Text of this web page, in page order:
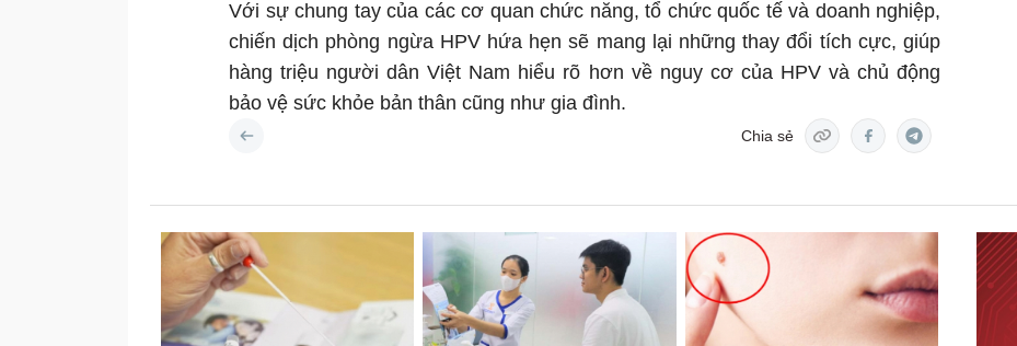
Với sự chung tay của các cơ quan chức năng, tổ chức quốc tế và doanh nghiệp,
chiến dịch phòng ngừa HPV hứa hẹn sẽ mang lại những thay đổi tích cực, giúp
hàng triệu người dân Việt Nam hiểu rõ hơn về nguy cơ của HPV và chủ động
bảo vệ sức khỏe bản thân cũng như gia đình.
Chia sẻ